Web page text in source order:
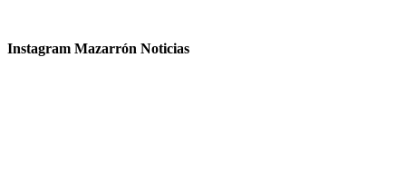
Instagram Mazarrón Noticias